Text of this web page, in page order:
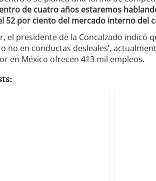
de cuatro años estaremos
52 por ciento del mercado interno del
el presidente de la Concalzado indicó
no en conductas desleales’,
en México ofrecen 413 mil empleos.